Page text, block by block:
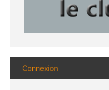
Connexion